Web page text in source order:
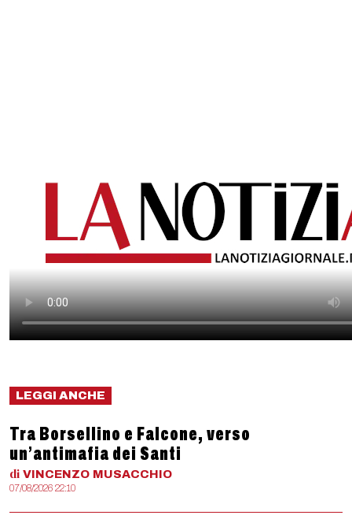
LEGGI ANCHE
Tra Borsellino e Falcone, verso
un’antimafia dei Santi
di VINCENZO MUSACCHIO
07/08/2026 22:10